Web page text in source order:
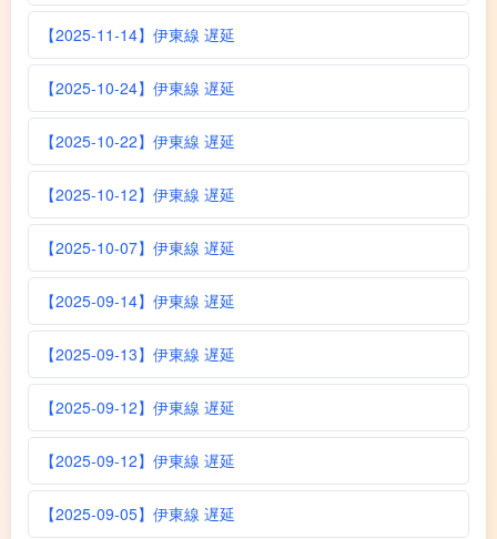
【2025-11-14】伊東線 遅延
【2025-10-24】伊東線 遅延
【2025-10-22】伊東線 遅延
【2025-10-12】伊東線 遅延
【2025-10-07】伊東線 遅延
【2025-09-14】伊東線 遅延
【2025-09-13】伊東線 遅延
【2025-09-12】伊東線 遅延
【2025-09-12】伊東線 遅延
【2025-09-05】伊東線 遅延